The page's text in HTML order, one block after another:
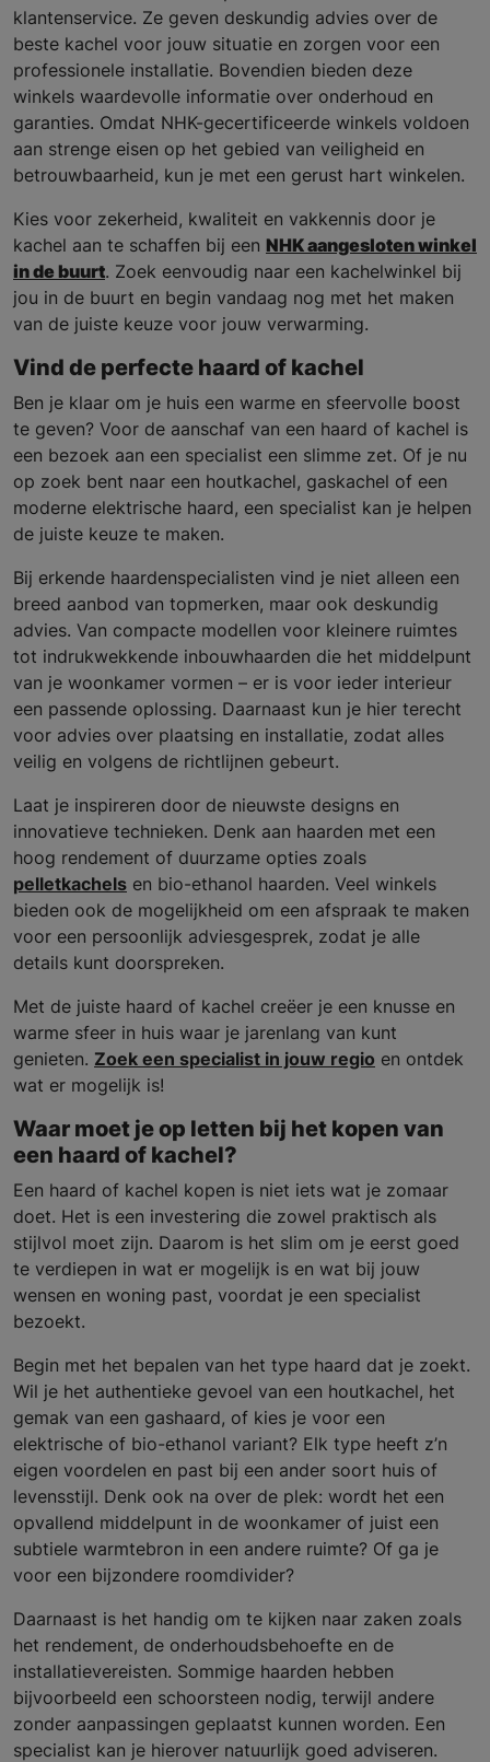
klantenservice. Ze geven deskundig advies over de
beste kachel voor jouw situatie en zorgen voor een
professionele installatie. Bovendien bieden deze
winkels waardevolle informatie over onderhoud en
garanties. Omdat NHK-gecertificeerde winkels voldoen
aan strenge eisen op het gebied van veiligheid en
betrouwbaarheid, kun je met een gerust hart winkelen.
Kies voor zekerheid, kwaliteit en vakkennis door je
kachel aan te schaffen bij een NHK aangesloten winkel
in de buurt. Zoek eenvoudig naar een kachelwinkel bij
jou in de buurt en begin vandaag nog met het maken
van de juiste keuze voor jouw verwarming.
Vind de perfecte haard of kachel
Ben je klaar om je huis een warme en sfeervolle boost
te geven? Voor de aanschaf van een haard of kachel is
een bezoek aan een specialist een slimme zet. Of je nu
op zoek bent naar een houtkachel, gaskachel of een
moderne elektrische haard, een specialist kan je helpen
de juiste keuze te maken.
Bij erkende haardenspecialisten vind je niet alleen een
breed aanbod van topmerken, maar ook deskundig
advies. Van compacte modellen voor kleinere ruimtes
tot indrukwekkende inbouwhaarden die het middelpunt
van je woonkamer vormen – er is voor ieder interieur
een passende oplossing. Daarnaast kun je hier terecht
voor advies over plaatsing en installatie, zodat alles
veilig en volgens de richtlijnen gebeurt.
Laat je inspireren door de nieuwste designs en
innovatieve technieken. Denk aan haarden met een
hoog rendement of duurzame opties zoals
pelletkachels en bio-ethanol haarden. Veel winkels
bieden ook de mogelijkheid om een afspraak te maken
voor een persoonlijk adviesgesprek, zodat je alle
details kunt doorspreken.
Met de juiste haard of kachel creëer je een knusse en
warme sfeer in huis waar je jarenlang van kunt
genieten. Zoek een specialist in jouw regio en ontdek
wat er mogelijk is!
Waar moet je op letten bij het kopen van
een haard of kachel?
Een haard of kachel kopen is niet iets wat je zomaar
doet. Het is een investering die zowel praktisch als
stijlvol moet zijn. Daarom is het slim om je eerst goed
te verdiepen in wat er mogelijk is en wat bij jouw
wensen en woning past, voordat je een specialist
bezoekt.
Begin met het bepalen van het type haard dat je zoekt.
Wil je het authentieke gevoel van een houtkachel, het
gemak van een gashaard, of kies je voor een
elektrische of bio-ethanol variant? Elk type heeft z’n
eigen voordelen en past bij een ander soort huis of
levensstijl. Denk ook na over de plek: wordt het een
opvallend middelpunt in de woonkamer of juist een
subtiele warmtebron in een andere ruimte? Of ga je
voor een bijzondere roomdivider?
Daarnaast is het handig om te kijken naar zaken zoals
het rendement, de onderhoudsbehoefte en de
installatievereisten. Sommige haarden hebben
bijvoorbeeld een schoorsteen nodig, terwijl andere
zonder aanpassingen geplaatst kunnen worden. Een
specialist kan je hierover natuurlijk goed adviseren.